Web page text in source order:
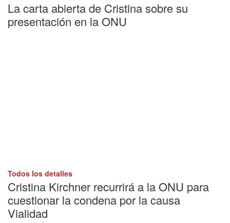
La carta abierta de Cristina sobre su
presentación en la ONU
Todos los detalles
Cristina Kirchner recurrirá a la ONU para
cuestionar la condena por la causa
Vialidad